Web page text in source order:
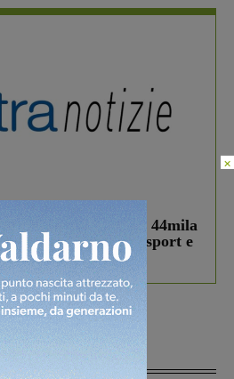
Smart Cities, oltre 44mila
il bando per lo sport e
×